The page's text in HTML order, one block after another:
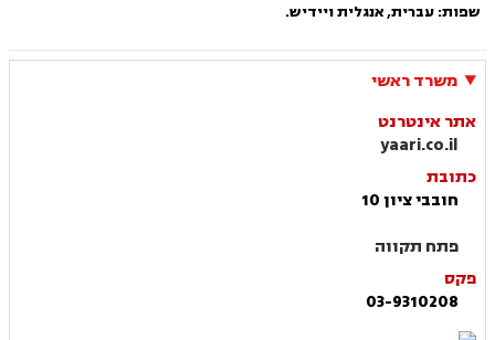
שפות: עברית, אנגלית ויידיש.
משרד ראשי
אתר אינטרנט
yaari.co.il
כתובת
חובבי ציון 10
פתח תקווה
פקס
03-9310208